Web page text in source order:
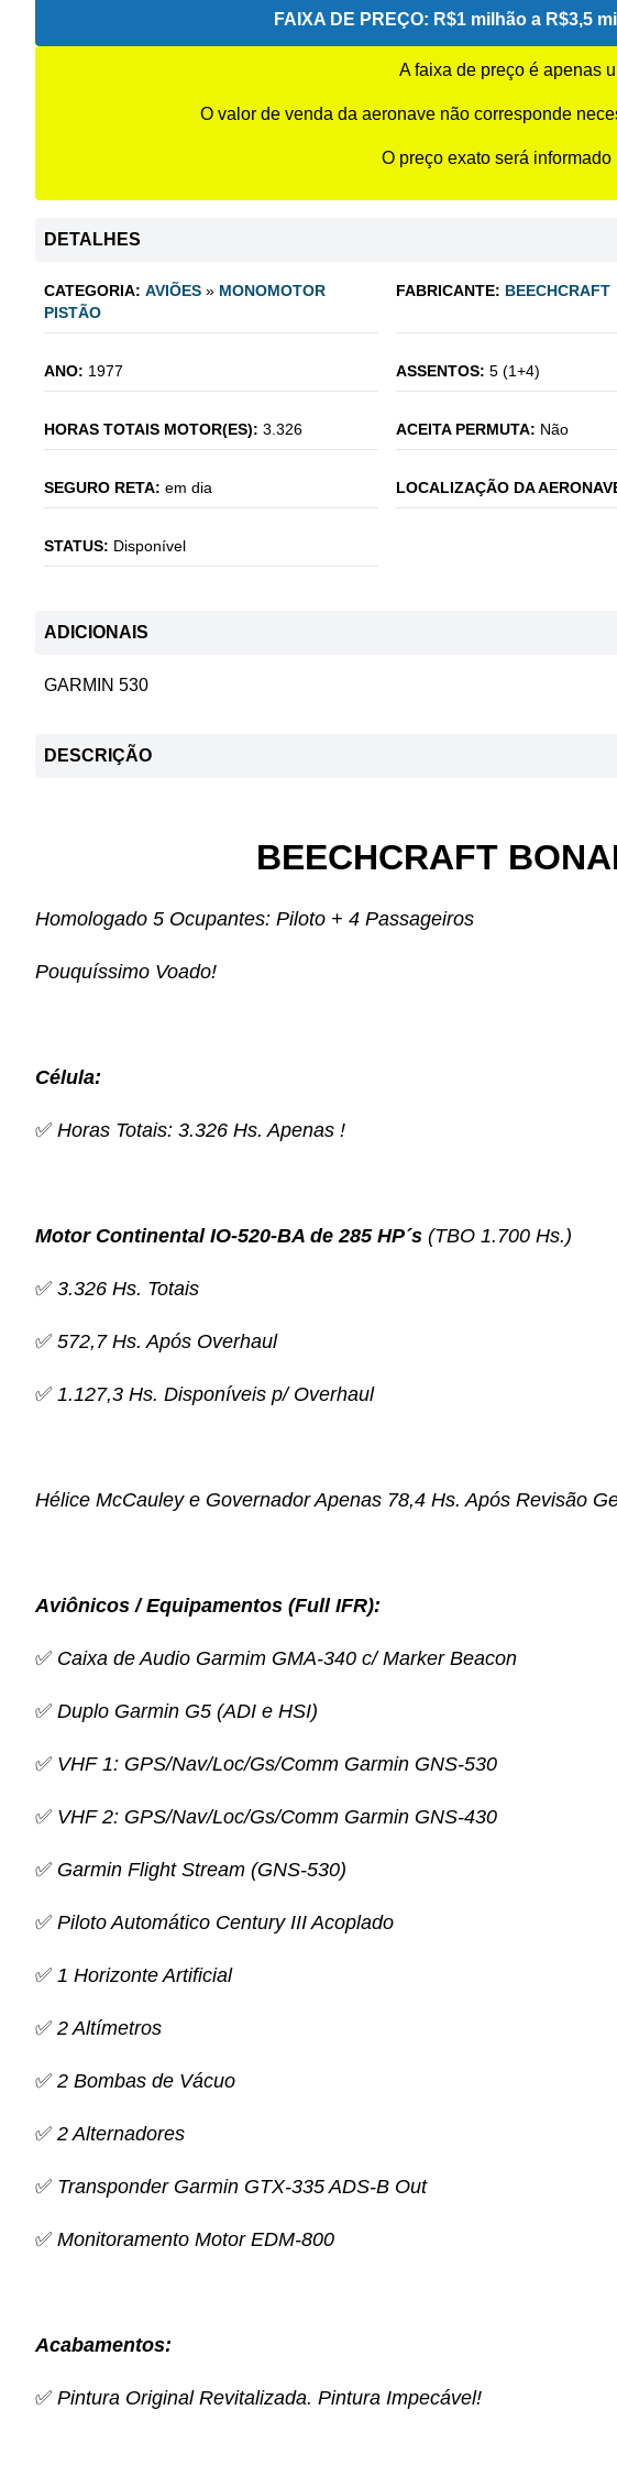
FAIXA DE PREÇO: R$1 milhão a R$3,5
A faixa de preço é apenas
O valor de venda da aeronave não corresponde
O preço exato será
DETALHES
CATEGORIA: AVIÕES » MONOMOTOR
PISTÃO
FABRICANTE: BEECHCRAFT
ANO: 1977 ASSENTOS: 5 (1+4)
HORAS TOTAIS MOTOR(ES): 3.326 ACEITA PERMUTA: Não
SEGURO RETA: em dia LOCALIZAÇÃO DA
STATUS: Disponível
ADICIONAIS
GARMIN 530
DESCRIÇÃO
BEECHCRAFT
Homologado 5 Ocupantes: Piloto + 4 Passageiros
Pouquíssimo Voado!
Célula:
✅ Horas Totais: 3.326 Hs. Apenas !
Motor Continental IO-520-BA de 285 HP´s (TBO 1.700 Hs.)
✅ 3.326 Hs. Totais
✅ 572,7 Hs. Após Overhaul
✅ 1.127,3 Hs. Disponíveis p/ Overhaul
Hélice McCauley e Governador Apenas 78,4 Hs. Após Revisão
Aviônicos / Equipamentos (Full IFR):
✅ Caixa de Audio Garmim GMA-340 c/ Marker Beacon
✅ Duplo Garmin G5 (ADI e HSI)
✅ VHF 1: GPS/Nav/Loc/Gs/Comm Garmin GNS-530
✅ VHF 2: GPS/Nav/Loc/Gs/Comm Garmin GNS-430
✅ Garmin Flight Stream (GNS-530)
✅ Piloto Automático Century III Acoplado
✅ 1 Horizonte Artificial
✅ 2 Altímetros
✅ 2 Bombas de Vácuo
✅ 2 Alternadores
✅ Transponder Garmin GTX-335 ADS-B Out
✅ Monitoramento Motor EDM-800
Acabamentos:
✅ Pintura Original Revitalizada. Pintura Impecável!